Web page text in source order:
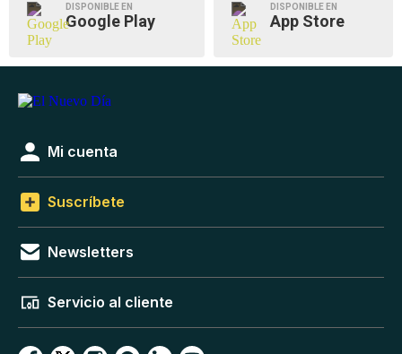
DISPONIBLE EN
Google Play
DISPONIBLE EN
App Store
Mi cuenta
Suscríbete
Newsletters
Servicio al cliente